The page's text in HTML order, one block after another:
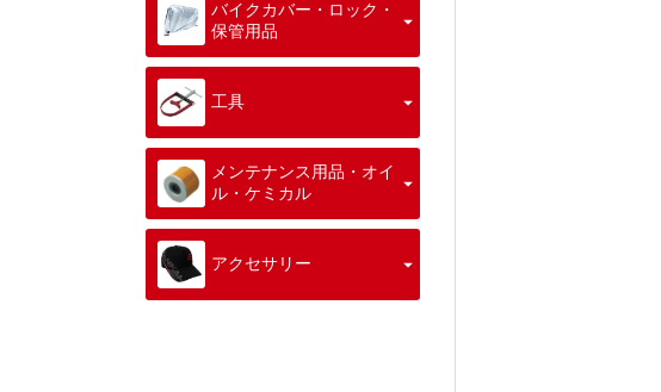
バイクカバー・ロック・
保管用品
工具
メンテナンス用品・オイ
ル・ケミカル
アクセサリー